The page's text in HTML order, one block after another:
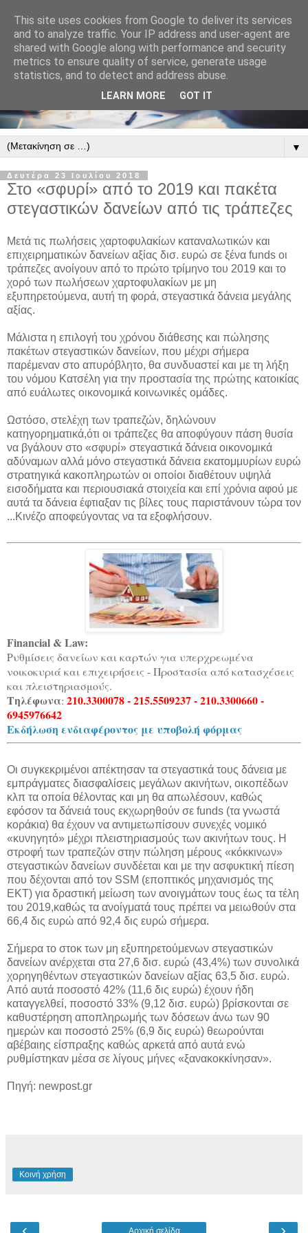
▼
Δευτέρα 23 Ιουλίου 2018
Στο «σφυρί» από το 2019 και πακέτα
στεγαστικών δανείων από τις τράπεζες
Μετά τις πωλήσεις χαρτοφυλακίων καταναλωτικών και
επιχειρηματικών δανείων αξίας δισ. ευρώ σε ξένα funds οι
τράπεζες ανοίγουν από το πρώτο τρίμηνο του 2019 και το
χορό των πωλήσεων χαρτοφυλακίων με μη
εξυπηρετούμενα, αυτή τη φορά, στεγαστικά δάνεια μεγάλης
αξίας.
Μάλιστα η επιλογή του χρόνου διάθεσης και πώλησης
πακέτων στεγαστικών δανείων, που μέχρι σήμερα
παρέμεναν στο απυρόβλητο, θα συνδυαστεί και με τη λήξη
του νόμου Κατσέλη για την προστασία της πρώτης κατοικίας
από ευάλωτες οικονομικά κοινωνικές ομάδες.
Ωστόσο, στελέχη των τραπεζών, δηλώνουν
κατηγορηματικά,ότι οι τράπεζες θα αποφύγουν πάση θυσία
να βγάλουν στο «σφυρί» στεγαστικά δάνεια οικονομικά
αδύναμων αλλά μόνο στεγαστικά δάνεια εκατομμυρίων ευρώ
στρατηγικά κακοπληρωτών οι οποίοι διαθέτουν υψηλά
εισοδήματα και περιουσιακά στοιχεία και επί χρόνια αφού με
αυτά τα δάνεια έφτιαξαν τις βίλες τους παριστάνουν τώρα τον
...Κινέζο αποφεύγοντας να τα εξοφλήσουν.
Financial & Law:
Ρυθμίσεις δανείων και καρτών για υπερχρεωμένα
νοικοκυριά και επιχειρήσεις - Προστασία από κατασχέσεις
και πλειστηριασμούς.
Τηλέφωνα: 210.3300078 - 215.5509237 - 210.3300660 -
6945976642
Εκδήλωση ενδιαφέροντος με υποβολή φόρμας
Οι συγκεκριμένοι απέκτησαν τα στεγαστικά τους δάνεια με
εμπράγματες διασφαλίσεις μεγάλων ακινήτων, οικοπέδων
κλπ τα οποία θέλοντας και μη θα απωλέσουν, καθώς
εφόσον τα δάνειά τους εκχωρηθούν σε funds (τα γνωστά
κοράκια) θα έχουν να αντιμετωπίσουν συνεχές νομικό
«κυνηγητό» μέχρι πλειστηριασμούς των ακινήτων τους. Η
στροφή των τραπεζών στην πώληση μέρους «κόκκινων»
στεγαστικών δανείων συνδέεται και με την ασφυκτική πίεση
που δέχονται από τον SSM (εποπτικός μηχανισμός της
ΕΚΤ) για δραστική μείωση των ανοιγμάτων τους έως τα τέλη
του 2019,καθώς τα ανοίγματά τους πρέπει να μειωθούν στα
66,4 δις ευρώ από 92,4 δις ευρώ σήμερα.
Σήμερα το στοκ των μη εξυπηρετούμενων στεγαστικών
δανείων ανέρχεται στα 27,6 δισ. ευρώ (43,4%) των συνολικά
χορηγηθέντων στεγαστικών δανείων αξίας 63,5 δισ. ευρώ.
Από αυτά ποσοστό 42% (11,6 δις ευρώ) έχουν ήδη
καταγγελθεί, ποσοστό 33% (9,12 δισ. ευρώ) βρίσκονται σε
καθυστέρηση αποπληρωμής των δόσεων άνω των 90
ημερών και ποσοστό 25% (6,9 δις ευρώ) θεωρούνται
αβέβαιης είσπραξης καθώς αρκετά από αυτά ενώ
ρυθμίστηκαν μέσα σε λίγους μήνες «ξανακοκκίνησαν».
Πηγή: newpost.gr
Κοινή χρήση
Αρχική σελίδα
This site uses cookies from Google to deliver its services
and to analyze traffic. Your IP address and user-agent are
shared with Google along with performance and security
metrics to ensure quality of service, generate usage
statistics, and to detect and address abuse.
LEARN MORE GOT IT